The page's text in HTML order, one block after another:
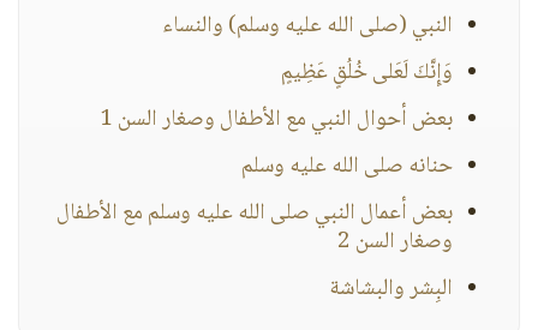
النبي (صلى الله عليه وسلم) والنساء
وَإِنَّكَ لَعَلى خُلُقٍ عَظِيمٍ
بعض أحوال النبي مع الأطفال وصغار السن 1
حنانه صلى الله عليه وسلم
بعض أعمال النبي صلى الله عليه وسلم مع الأطفال
وصغار السن 2
البِشر والبشاشة